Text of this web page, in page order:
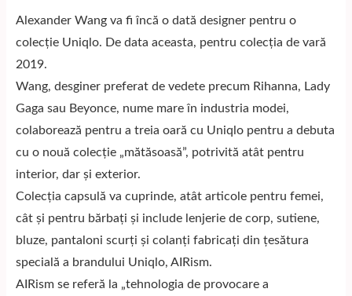
Alexander Wang va fi încă o dată designer pentru o
colecție Uniqlo. De data aceasta, pentru colecția de vară
2019.
Wang, desginer preferat de vedete precum Rihanna, Lady
Gaga sau Beyonce, nume mare în industria modei,
colaborează pentru a treia oară cu Uniqlo pentru a debuta
cu o nouă colecție „mătăsoasă”, potrivită atât pentru
interior, dar și exterior.
Colecția capsulă va cuprinde, atât articole pentru femei,
cât și pentru bărbați și include lenjerie de corp, sutiene,
bluze, pantaloni scurți și colanți fabricați din țesătura
specială a brandului Uniqlo, AIRism.
AIRism se referă la „tehnologia de provocare a